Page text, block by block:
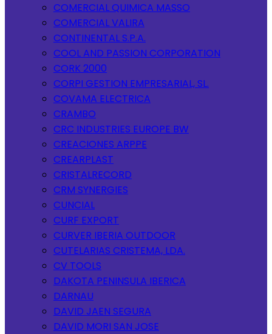
COMERCIAL QUIMICA MASSO
COMERCIAL VALIRA
CONTINENTAL S.P.A.
COOL AND PASSION CORPORATION
CORK 2000
CORPI GESTION EMPRESARIAL, SL.
COVAMA ELECTRICA
CRAMBO
CRC INDUSTRIES EUROPE BW
CREACIONES ARPPE
CREARPLAST
CRISTALRECORD
CRM SYNERGIES
CUNCIAL
CURF EXPORT
CURVER IBERIA OUTDOOR
CUTELARIAS CRISTEMA, LDA.
CV TOOLS
DAKOTA PENINSULA IBERICA
DARNAU
DAVID JAEN SEGURA
DAVID MORI SAN JOSE